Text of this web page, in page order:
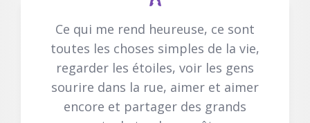
Ce qui me rend heureuse, ce sont
toutes les choses simples de la vie,
regarder les étoiles, voir les gens
sourire dans la rue, aimer et aimer
encore et partager des grands